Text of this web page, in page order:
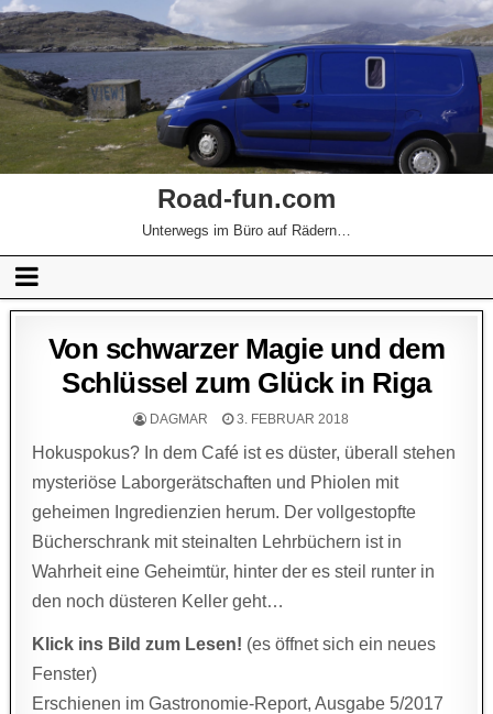
Road-fun.com
Unterwegs im Büro auf Rädern…
Von schwarzer Magie und dem
Schlüssel zum Glück in Riga
DAGMAR 3. FEBRUAR 2018
Hokuspokus? In dem Café ist es düster, überall stehen
mysteriöse Laborgerätschaften und Phiolen mit
geheimen Ingredienzien herum. Der vollgestopfte
Bücherschrank mit steinalten Lehrbüchern ist in
Wahrheit eine Geheimtür, hinter der es steil runter in
den noch düsteren Keller geht…
Klick ins Bild zum Lesen! (es öffnet sich ein neues
Fenster)
Erschienen im Gastronomie-Report, Ausgabe 5/2017